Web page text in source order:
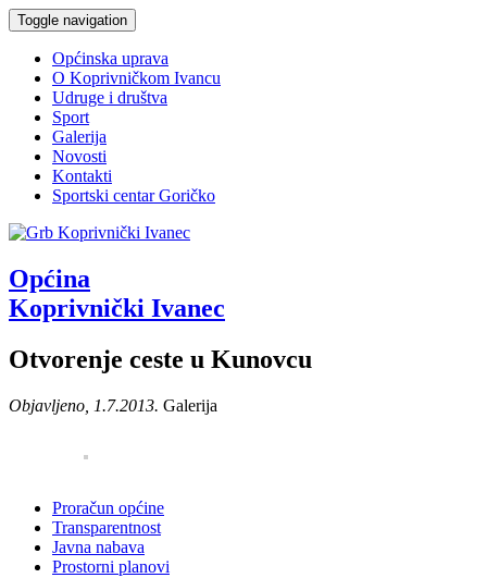
Toggle navigation
Općinska uprava
O Koprivničkom Ivancu
Udruge i društva
Sport
Galerija
Novosti
Kontakti
Sportski centar Goričko
Općina
Koprivnički Ivanec
Otvorenje ceste u Kunovcu
Objavljeno, 1.7.2013. Galerija
Proračun općine
Transparentnost
Javna nabava
Prostorni planovi